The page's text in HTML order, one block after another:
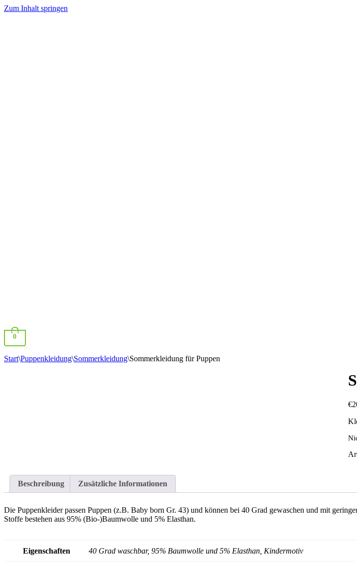
Zum Inhalt springen
0
Start\Puppenkleidung\Sommerkleidung\Sommerkleidung für Puppen
€
Beschreibung Zusätzliche Informationen
Die Puppenkleider passen Puppen (z.B. Baby born Gr. 43) und können bei 40 Grad gewaschen und mit
Stoffe bestehen aus 95% (Bio-)Baumwolle und 5% Elasthan.
Eigenschaften 40 Grad waschbar, 95% Baumwolle und 5% Elasthan, Kindermotiv